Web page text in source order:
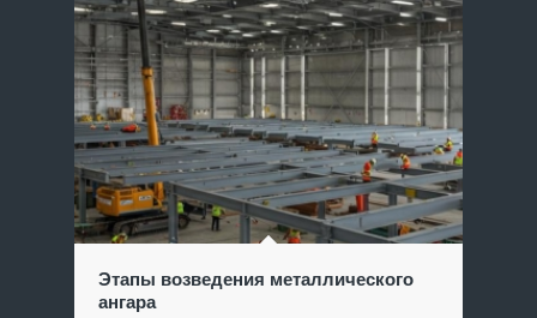
Этапы возведения металлического
ангара